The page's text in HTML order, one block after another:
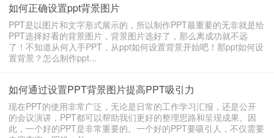
如何正确设置ppt背景图片
PPT是以图片和文字形式展示的，所以制作PPT最重要的无非就是给
PPT选择好看的背景图片，背景图片选好了，那么离成功就不远
了！不知道从何入手PPT，从ppt如何设置背景开始吧！那ppt如何设
置背景？怎么制作ppt...
如何通过设置PPT背景图片提高PPT吸引力
现在PPT的使用非常广泛，无论是日常的工作学习汇报，还是公开
的会议演讲，PPT都可以帮助我们更好的整理思路和呈现成果。因
此，一个好的PPT是非常重要的。一个好的PPT要吸引人，不仅需要